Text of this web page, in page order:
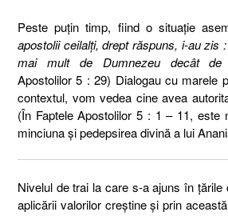
Peste puţin timp, fiind o situaţie
apostolii ceilalţi, drept răspuns, i-au zis
mai mult de Dumnezeu decât
Apostolilor 5 : 29) Dialogau cu marele
contextul, vom vedea cine avea
(În Faptele Apostolilor 5 : 1 – 11, este
minciuna şi pedepsirea divină a lui
Nivelul de trai la care s-a ajuns în
aplicării valorilor creştine şi prin